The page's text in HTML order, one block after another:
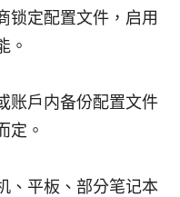
锁定配置文件，启用
。
账户内备份配置文件
定。
、平板、部分笔记本